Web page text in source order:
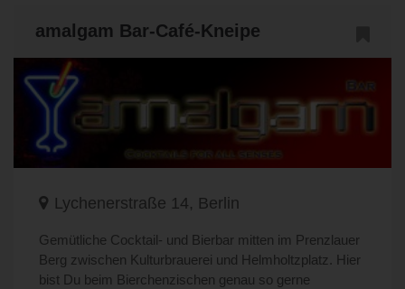
amalgam Bar-Café-Kneipe
Lychenerstraße 14, Berlin
Gemütliche Cocktail- und Bierbar mitten im Prenzlauer
Berg zwischen Kulturbrauerei und Helmholtzplatz. Hier
bist Du beim Bierchenzischen genau so gerne